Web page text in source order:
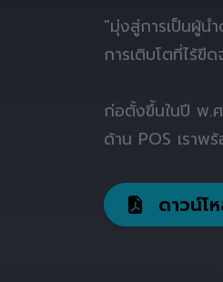
"มุ่งสู่การเป็นผู้น
การเติบโตที่ไร้ขี
ก่อตั้งขึ้นในปี พ.
ด้าน POS เราพ
ดาวน์โ